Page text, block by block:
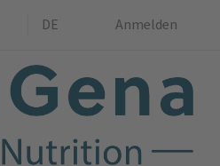
DE Anmelden